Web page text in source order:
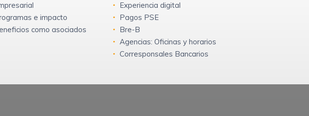
e impacto
como asociados
Experiencia digital
Pagos PSE
Bre-B
Agencias: Oficinas y horarios
Corresponsales Bancarios